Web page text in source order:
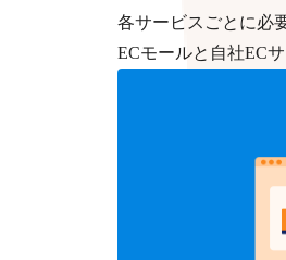
各サービスごとに必
ECモールと自社EC